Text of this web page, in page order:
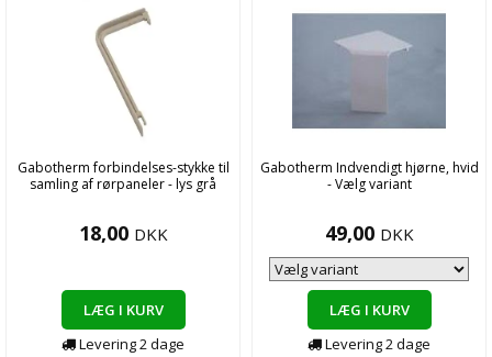
Gabotherm forbindelses-stykke til
samling af rørpaneler - lys grå
18,00 DKK
LÆG I KURV
Levering2dage
Gabotherm Indvendigt hjørne, hvid
- Vælg variant
49,00 DKK
LÆG I KURV
Levering2dage